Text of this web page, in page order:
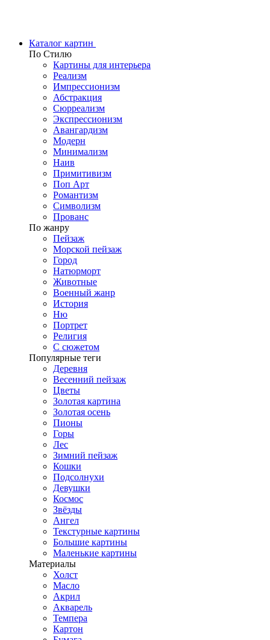
Каталог картин
По Стилю
Картины для интерьера
Реализм
Импрессионизм
Абстракция
Сюрреализм
Экспрессионизм
Авангардизм
Модерн
Минимализм
Наив
Примитивизм
Поп Арт
Романтизм
Символизм
Прованс
По жанру
Пейзаж
Морской пейзаж
Город
Натюрморт
Животные
Военный жанр
История
Ню
Портрет
Религия
С сюжетом
Популярные теги
Деревня
Весенний пейзаж
Цветы
Золотая картина
Золотая осень
Пионы
Горы
Лес
Зимний пейзаж
Кошки
Подсолнухи
Девушки
Космос
Звёзды
Ангел
Текстурные картины
Большие картины
Маленькие картины
Материалы
Холст
Масло
Акрил
Акварель
Темпера
Картон